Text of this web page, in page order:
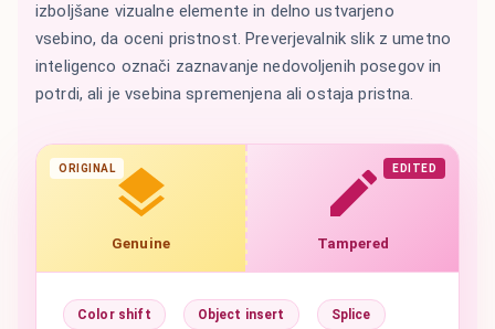
ORIGINAL
Genuine
EDITED
Tampered
Color shift Object insert
Splice
izboljšane vizualne elemente in delno ustvarjeno
vsebino, da oceni pristnost. Preverjevalnik slik z umetno
inteligenco označi zaznavanje nedovoljenih posegov in
potrdi, ali je vsebina spremenjena ali ostaja pristna.